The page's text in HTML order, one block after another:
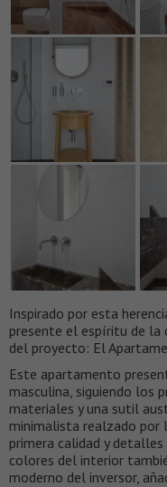
Inspirado por esta
presente el espíritu de la
del proyecto: El
Este apartamento
masculina, siguiendo los
materiales y una sutil
minimalista realzado por
primera calidad y
colores del interior
moderno del inversor,